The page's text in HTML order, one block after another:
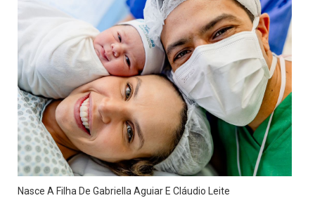
Nasce A Filha De Gabriella Aguiar E Cláudio Leite